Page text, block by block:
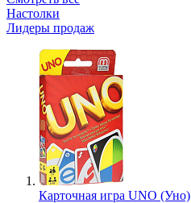
Настолки
Лидеры продаж
Карточная игра UNO (Уно)